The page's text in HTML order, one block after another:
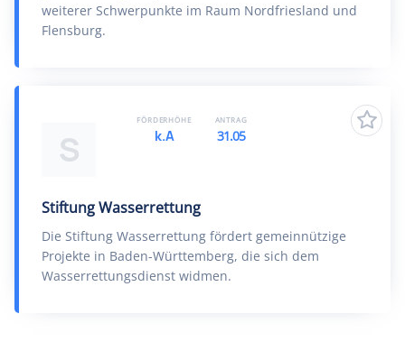
weiterer Schwerpunkte im Raum Nordfriesland und
Flensburg.
S
Stiftung Wasserrettung
Die Stiftung Wasserrettung fördert gemeinnützige
Projekte in Baden-Württemberg, die sich dem
Wasserrettungsdienst widmen.
FÖRDERHÖHE
k.A
ANTRAG
31.05